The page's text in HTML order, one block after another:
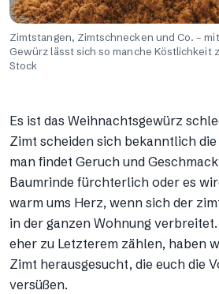
Zimtstangen, Zimtschnecken und Co. –
Gewürz lässt sich so manche Köstlichkeit
Stock
Es ist das Weihnachtsgewürz
Zimt scheiden sich bekanntlich
man findet Geruch und
Baumrinde fürchterlich oder es
warm ums Herz, wenn sich der
in der ganzen Wohnung
eher zu Letzterem zählen, haben
Zimt herausgesucht, die euch die
versüßen.